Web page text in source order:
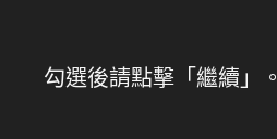
勾選後請點擊「繼續」。